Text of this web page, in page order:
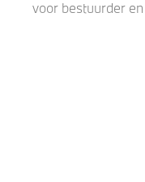
voor bestuurder